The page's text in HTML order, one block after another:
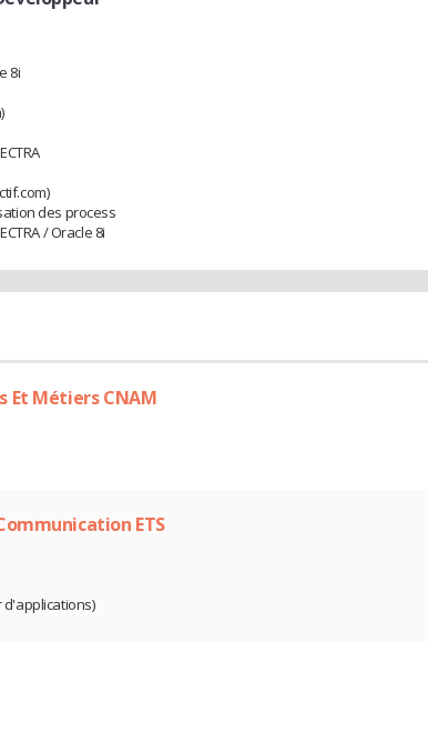
8i
des process
/ Oracle 8i
Et Métiers CNAM
ETS